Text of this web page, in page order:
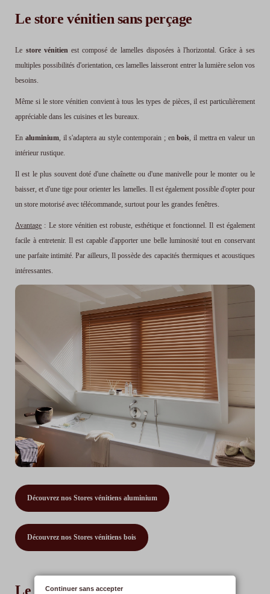
Le store vénitien sans perçage
Le store vénitien est composé de lamelles disposées à l'horizontal. Grâce à ses
multiples possibilités d'orientation, ces lamelles laisseront entrer la lumière selon vos
besoins.
Même si le store vénitien convient à tous les types de pièces, il est particulièrement
appréciable dans les cuisines et les bureaux.
Enaluminium , il s'adaptera au style contemporain ; enbois , il mettra en valeur un
intérieur rustique.
Il est le plus souvent doté d'une chaînette ou d'une manivelle pour le monter ou le
baisser, et d'une tige pour orienter les lamelles. Il est également possible d'opter pour
un store motorisé avec télécommande, surtout pour les grandes fenêtres.
Avantage : Le store vénitien est robuste, esthétique et fonctionnel. Il est également
facile à entretenir. Il est capable d'apporter une belle luminosité tout en conservant
une parfaite intimité. Par ailleurs, Il possède des capacités thermiques et acoustiques
intéressantes.
Découvrez nos Stores vénitiens aluminium
Découvrez nos Stores vénitiens bois
Le store bateau sans perçage
Continuer sans accepter